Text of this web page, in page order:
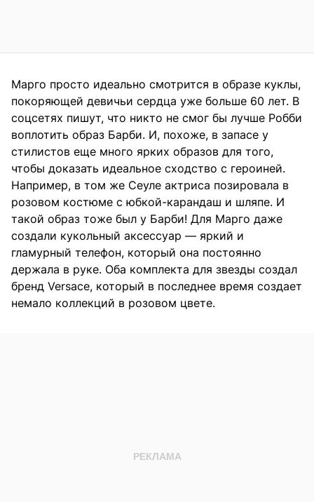
Марго просто идеально смотрится в образе куклы,
покоряющей девичьи сердца уже больше 60 лет. В
соцсетях пишут, что никто не смог бы лучше Робби
воплотить образ Барби. И, похоже, в запасе у
стилистов еще много ярких образов для того,
чтобы доказать идеальное сходство с героиней.
Например, в том же Сеуле актриса позировала в
розовом костюме с юбкой-карандаш и шляпе. И
такой образ тоже был у Барби! Для Марго даже
создали кукольный аксессуар — яркий и
гламурный телефон, который она постоянно
держала в руке. Оба комплекта для звезды создал
бренд Versace, который в последнее время создает
немало коллекций в розовом цвете.